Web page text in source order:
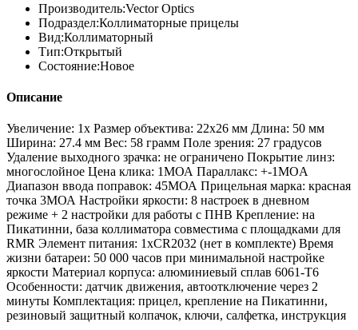
Производитель:Vector Optics
Подраздел:Коллиматорные прицелы
Вид:Коллиматорный
Тип:Открытый
Состояние:Новое
Описание
Увеличение: 1х Размер объектива: 22х26 мм Длина: 50 мм
Ширина: 27.4 мм Вес: 58 грамм Поле зрения: 27 градусов
Удаление выходного зрачка: не ограничено Покрытие линз:
многослойное Цена клика: 1МОА Параллакс: +-1MOA
Диапазон ввода поправок: 45МОА Прицельная марка: красная
точка 3МОА Настройки яркости: 8 настроек в дневном
режиме + 2 настройки для работы с ПНВ Крепление: на
Пикатинни, база коллиматора совместима с площадками для
RMR Элемент питания: 1хCR2032 (нет в комплекте) Время
жизни батареи: 50 000 часов при минимальной настройке
яркости Материал корпуса: алюминиевый сплав 6061-Т6
Особенности: датчик движения, автоотключение через 2
минуты Комплектация: прицел, крепление на Пикатинни,
резиновый защитный колпачок, ключи, салфетка, инструкция